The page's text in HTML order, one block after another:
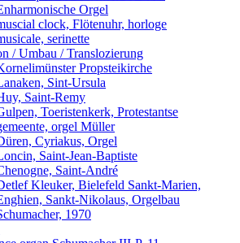
Orgel
clock, Flötenuhr, horloge
serinette
/ Umbau / Translozierung
Propsteikirche
Sint-Ursula
Saint-Remy
Toeristenkerk, Protestantse
orgel Müller
Cyriakus, Orgel
Saint-Jean-Baptiste
Saint-André
Kleuker, Bielefeld Sankt-Marien,
Sankt-Nikolaus, Orgelbau
1970